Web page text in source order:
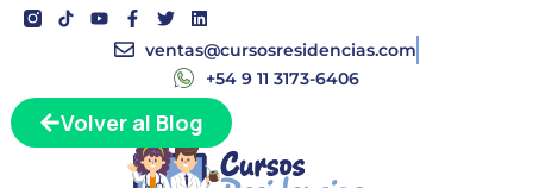
Volver al Blog
Y
o
b
e
F
a
c
o
o
-
f
T
w
i
e
r
L
i
n
e
d
i
n
ventas@cursosresidencias.com
+54 9 11 3173-6406